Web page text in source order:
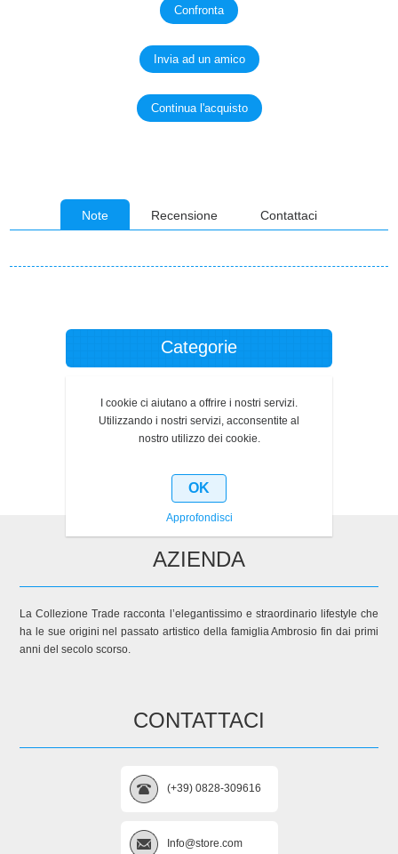
Note Recensione Contattaci
Categorie
Produttori
Ultimi prodotti visti
AZIENDA
La Collezione Trade racconta l’elegantissimo e straordinario lifestyle che
ha le sue origini nel passato artistico della famiglia Ambrosio fin dai primi
anni del secolo scorso.
CONTATTACI
(+39) 0828-309616
Info@store.com
I cookie ci aiutano a offrire i nostri servizi.
Utilizzando i nostri servizi, acconsentite al
nostro utilizzo dei cookie.
OK
Approfondisci